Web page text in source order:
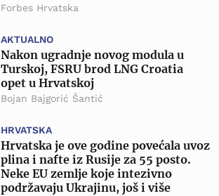
Forbes Hrvatska
AKTUALNO
Nakon ugradnje novog modula u
Turskoj, FSRU brod LNG Croatia
opet u Hrvatskoj
Bojan Bajgorić Šantić
HRVATSKA
Hrvatska je ove godine povećala uvoz
plina i nafte iz Rusije za 55 posto.
Neke EU zemlje koje intezivno
podržavaju Ukrajinu, još i više